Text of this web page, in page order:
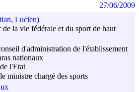
Lucien)
de la vie fédérale et du sport de haut
d'administration de l'établissement
nationaux
l'Etat
ministre chargé des sports
27/06/2009